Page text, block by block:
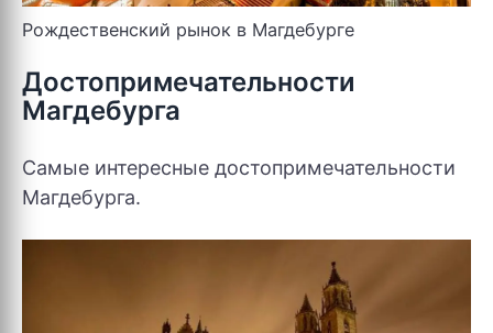
Рождественский рынок в Магдебурге
Достопримечательности
Магдебурга
Самые интересные достопримечательности
Магдебурга.